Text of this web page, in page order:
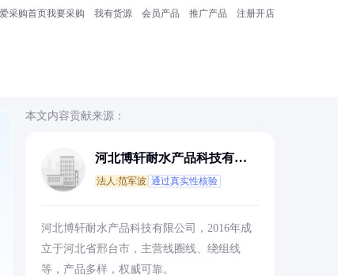
爱采购首页我要采购 我有货源 会员产品 推广产品 注册开店
本文内容贡献来源：
河北博轩耐水产品科技有限
法人:范军波 通过真实性核验
河北博轩耐水产品科技有限公司，2016年成
立于河北省邢台市，主营线圈线、绕组线
等，产品多样，权威可靠。